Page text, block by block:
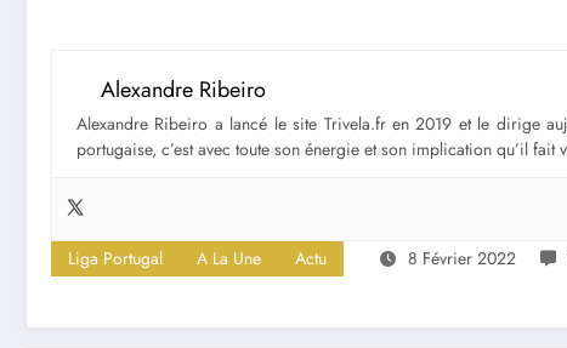
Alexandre Ribeiro
Alexandre Ribeiro a lancé le site Trivela.fr en 2019 et le dirige
portugaise, c’est avec toute son énergie et son implication qu’il
Liga Portugal A La Une Actu 8 Février 2022